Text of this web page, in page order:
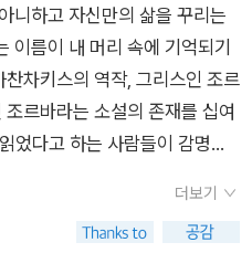
와 썩어가는 식물로 포화 상태
익룡 같은)로 보이는 법이라네.
한 떠돌이 노동자의 합숙소지.
‘인간’ 같은 개념. 나를 매혹시
은 이곳의 파괴적인 강력한 입김
우리는 의식의 표면으로 떠오른
를 지르지만 때로는 음절이
속이 아니라 타성이라는 사실
행동의 자유로움이라기보다는
있다. 조르바의 방만하고 개념
유를 느끼는 것은 그 안에 정립
이유인지도 모른다. 사상도,
한때 지독히 인간적으로, 지독
, 불완전한 말보다는 춤으로
떨쳐 일어나 행동으로 보이는
박학다식하며 내색하지 않지만
자연스럽게 보여지는 인물, 이
설명을 하면 어떨까 생각해 본
변에서 봐 왔던 찬사에 책을
책장에 꽂아 놓았다가 펼쳐 보
반 이후까지 감이 없었다. 그렇
니하고 자신만의 삶을 꾸리는
이름이 내 머리 속에 기억되기
차키스의 역작, 그리스인 조르
르바라는 소설의 존재를 십여
었다고 하는 사람들이 감명깊
길래 그토록 많은 사람들의 마
도 이 책을 흘낏대긴 하였으나
더보기